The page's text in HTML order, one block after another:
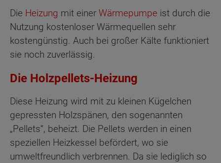
Die Heizung mit einer Wärmepumpe ist durch die
Nutzung kostenloser Wärmequellen sehr
kostengünstig. Auch bei großer Kälte funktioniert
sie noch zuverlässig.
Die Holzpellets-Heizung
Diese Heizung wird mit zu kleinen Kügelchen
gepressten Holzspänen, den sogenannten
„Pellets“, beheizt. Die Pellets werden in einen
speziellen Heizkessel befördert, wo sie
umweltfreundlich verbrennen. Da sie lediglich so